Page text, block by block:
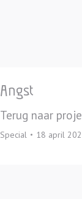
Angst
Terug naar
Special 18 april